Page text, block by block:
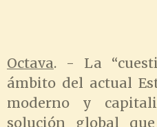
Octava. - La
ámbito del actual
moderno y
solución global